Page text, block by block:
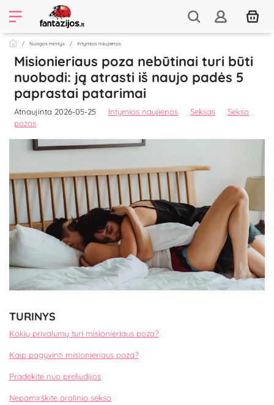
Nuogos mintys Intymios naujienos
Misionieriaus poza nebūtinai turi būti
nuobodi: ją atrasti iš naujo padės 5
paprastai patarimai
Atnaujinta 2026-05-25 Intymios naujienos Seksas
Sekso
pozos
TURINYS
Kokių privalumų turi misionieriaus poza?
Kaip pagyvinti misionieriaus pozą?
Pradėkite nuo preliudijos
Nepamirškite oralinio sekso